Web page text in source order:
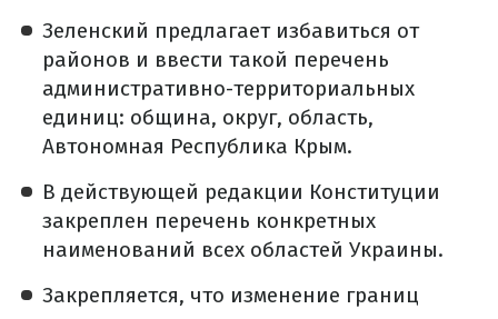
Зеленский предлагает избавиться от
районов и ввести такой перечень
административно-территориальных
единиц: община, округ, область,
Автономная Республика Крым.
В действующей редакции Конституции
закреплен перечень конкретных
наименований всех областей Украины.
Закрепляется, что изменение границ